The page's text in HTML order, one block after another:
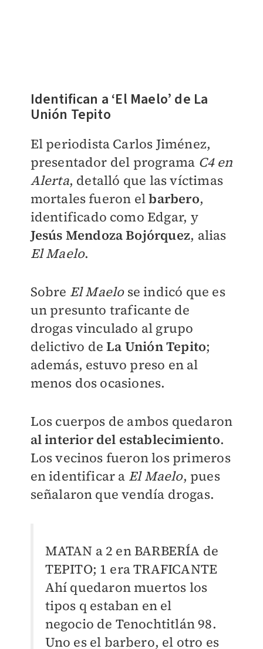
Identifican a ‘El Maelo’ de La
Unión Tepito
El periodista Carlos Jiménez,
presentador del programa C4 en
Alerta, detalló que las víctimas
mortales fueron elbarbero,
identificado como Edgar, y
Jesús Mendoza Bojórquez, alias
El Maelo.
Sobre El Maelose indicó que es
un presunto traficante de
drogas vinculado al grupo
delictivo deLa Unión Tepito;
además, estuvo preso en al
menos dos ocasiones.
Los cuerpos de ambos quedaron
al interior del establecimiento.
Los vecinos fueron los primeros
en identificar a El Maelo, pues
señalaron que vendía drogas.
MATAN a 2 en BARBERÍA de
TEPITO; 1 era TRAFICANTE
Ahí quedaron muertos los
tipos q estaban en el
negocio de Tenochtitlán 98.
Uno es el barbero, el otro es